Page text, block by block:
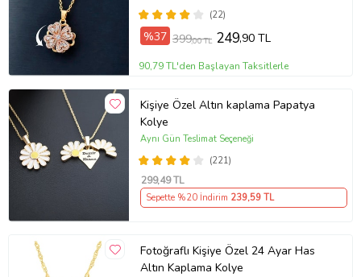
(22)
%37 399,00 TL 249,90 TL
90,79 TL'den Başlayan Taksitlerle
Kişiye Özel Altın kaplama Papatya
Kolye
(221)
Aynı Gün Teslimat Seçeneği
299,49 TL
Sepette %20 İndirim 239,59 TL
Fotoğraflı Kişiye Özel 24 Ayar Has
Altın Kaplama Kolye